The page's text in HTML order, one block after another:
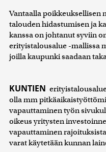
Vantaalla poikkeuksellisen
talouden hidastumisen ja
kanssa on johtanut syviin
erityistalousalue -mallissa
joilla kaupunki saadaan
KUNTIEN
olla mm
vapauttaminen työn
oikeus yritysten
vapauttaminen
varat käytetään kunnan